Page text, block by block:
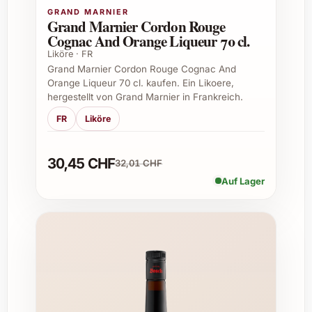
und Freunde
Bereicherung jedes Weinkellers mit einer
aussergewöhnlichen Spezialität
Warum Calvados Roger Groult 8 Jahre
bestellen?
Wer diesen fein gereiften Calvados genießt,
in bester Form. Seine Ausgewogenheit und
Tiefe machen ihn zu einem unvergesslichen
Häufige Fragen zum Calvados Roger
Groult 8 Jahre 70 cl
GRAND MARNIER
Grand Marnier Cordon Rouge
Cognac And Orange Liqueur 70 cl.
Liköre · FR
Grand Marnier Cordon Rouge Cognac And
Orange Liqueur 70 cl. kaufen. Ein Likoere,
hergestellt von Grand Marnier in Frankreich.
FR Liköre
30,45 CHF32,01 CHF
Auf Lager